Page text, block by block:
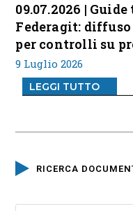
09.07.2026 |
Federagit:
per controlli su
9 Luglio 2026
LEGGI TUTTO
RICERCA